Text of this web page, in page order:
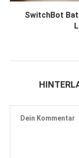
SwitchBot